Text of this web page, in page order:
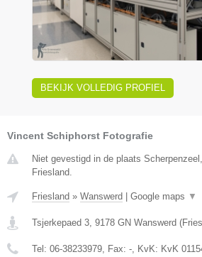
BEKIJK VOLLEDIG PROFIEL
Vincent Schiphorst Fotografie
Niet gevestigd in de plaats
Friesland.
Friesland » Wanswerd | Google maps ▼
Tsjerkepaed 3 9178 GN Wanswerd (
Tel: 06-38233979 , Fax: - , KvK: KvK